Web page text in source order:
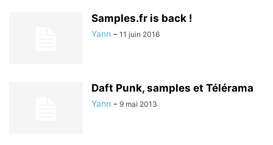
Samples.fr is back !
Yann - 11 juin 2016
Daft Punk, samples et Télérama
Yann - 9 mai 2013